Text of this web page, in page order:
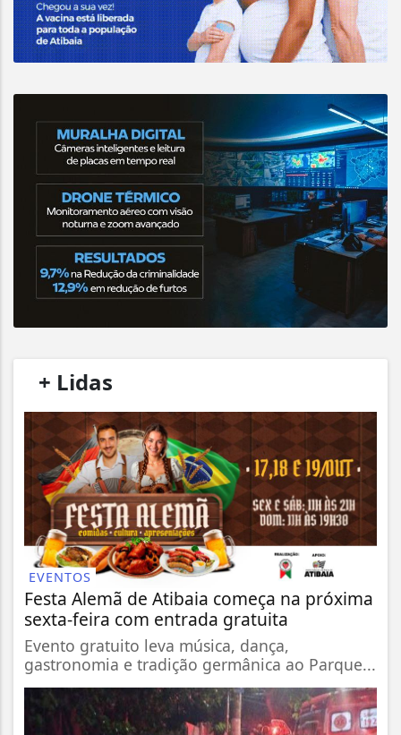
+ Lidas
EVENTOS
Festa Alemã de Atibaia começa na próxima
sexta-feira com entrada gratuita
Evento gratuito leva música, dança,
gastronomia e tradição germânica ao Parque...